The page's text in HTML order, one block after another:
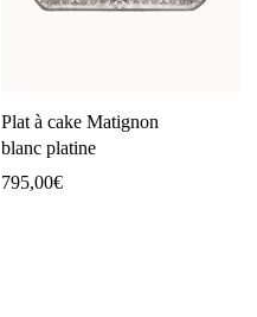
Plat à cake Matignon
blanc platine
795,00€